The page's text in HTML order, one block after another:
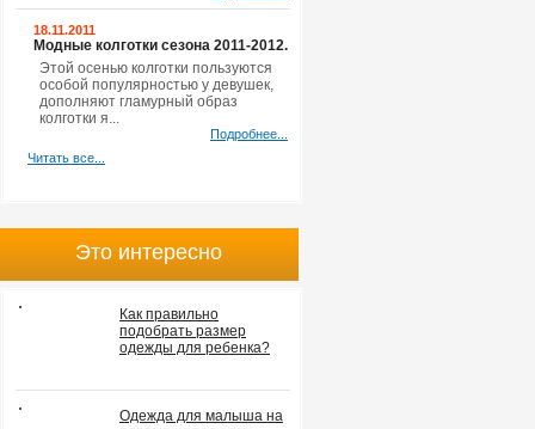
18.11.2011
Модные колготки сезона 2011-2012.
Этой осенью колготки пользуются
особой популярностью у девушек,
дополняют гламурный образ
колготки я...
Подробнее...
Читать все...
Это интересно
Как правильно
подобрать размер
одежды для ребенка?
Одежда для малыша на